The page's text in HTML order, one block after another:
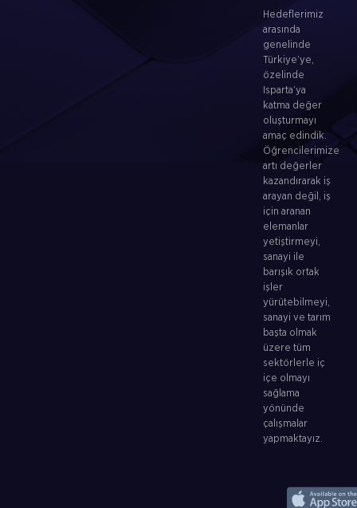
Hedeflerimiz
arasında
genelinde
Türkiye’ye,
özelinde
Isparta’ya
katma değer
oluşturmayı
amaç edindik.
Öğrencilerimize
artı değerler
kazandırarak iş
arayan değil, iş
için aranan
elemanlar
yetiştirmeyi,
sanayi ile
barışık ortak
işler
yürütebilmeyi,
sanayi ve tarım
başta olmak
üzere tüm
sektörlerle iç
içe olmayı
sağlama
yönünde
çalışmalar
yapmaktayız.